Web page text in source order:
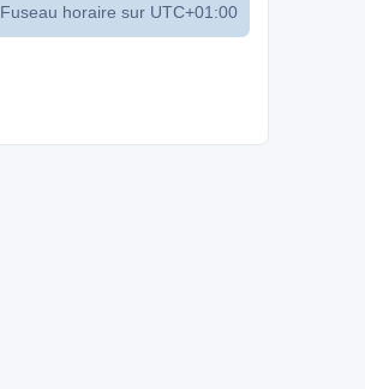
Fuseau horaire sur UTC+01:00